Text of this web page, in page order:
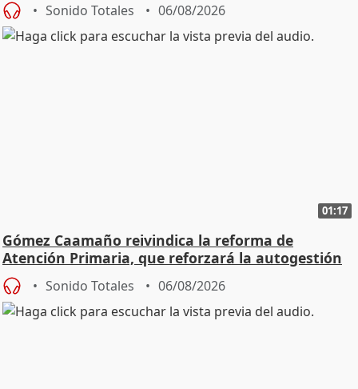
Sonido Totales 06/08/2026
01:17
Gómez Caamaño reivindica la reforma de
Atención Primaria, que reforzará la autogestión
Sonido Totales 06/08/2026